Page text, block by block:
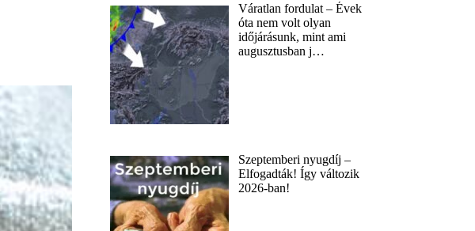
Váratlan fordulat – Évek
óta nem volt olyan
időjárásunk, mint ami
augusztusban j…
Szeptemberi nyugdíj –
Elfogadták! Így változik
2026-ban!